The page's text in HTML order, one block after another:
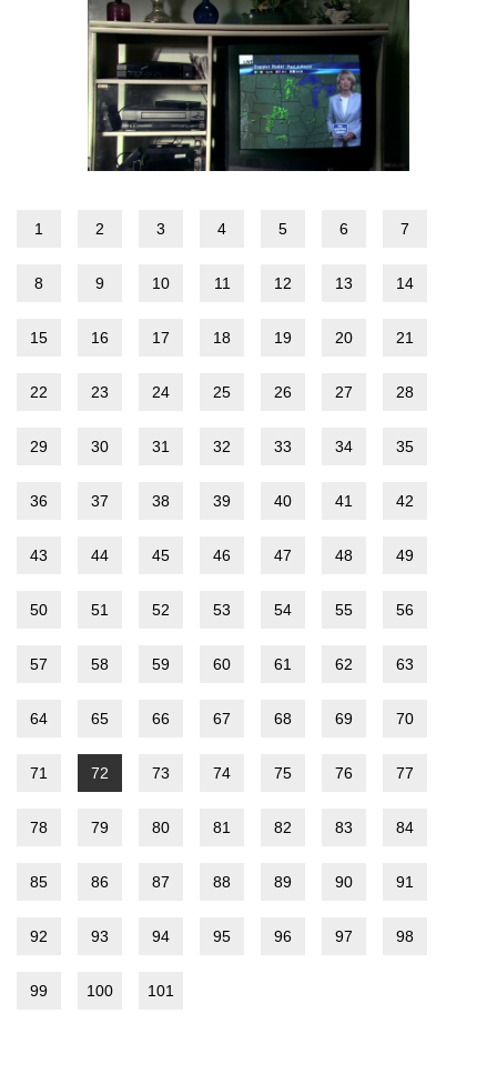
1 2 3 4 5 6 7
8 9 10 11 12 13 14
15 16 17 18 19 20 21
22 23 24 25 26 27 28
29 30 31 32 33 34 35
36 37 38 39 40 41 42
43 44 45 46 47 48 49
50 51 52 53 54 55 56
57 58 59 60 61 62 63
64 65 66 67 68 69 70
71 72 73 74 75 76 77
78 79 80 81 82 83 84
85 86 87 88 89 90 91
92 93 94 95 96 97 98
99 100 101